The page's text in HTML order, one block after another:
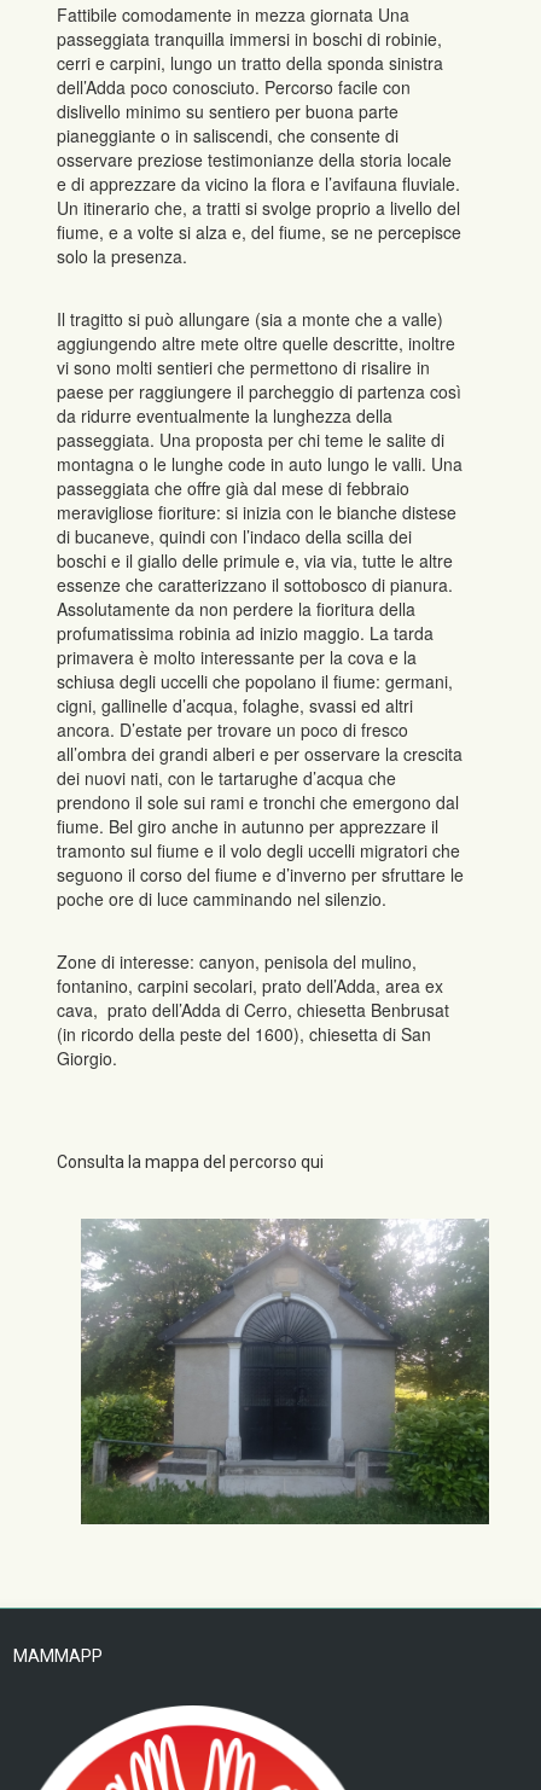
Fattibile comodamente in mezza giornata Una
passeggiata tranquilla immersi in boschi di robinie,
cerri e carpini, lungo un tratto della sponda sinistra
dell’Adda poco conosciuto. Percorso facile con
dislivello minimo su sentiero per buona parte
pianeggiante o in saliscendi, che consente di
osservare preziose testimonianze della storia locale
e di apprezzare da vicino la flora e l’avifauna fluviale.
Un itinerario che, a tratti si svolge proprio a livello del
fiume, e a volte si alza e, del fiume, se ne percepisce
solo la presenza.
Il tragitto si può allungare (sia a monte che a valle)
aggiungendo altre mete oltre quelle descritte, inoltre
vi sono molti sentieri che permettono di risalire in
paese per raggiungere il parcheggio di partenza così
da ridurre eventualmente la lunghezza della
passeggiata. Una proposta per chi teme le salite di
montagna o le lunghe code in auto lungo le valli. Una
passeggiata che offre già dal mese di febbraio
meravigliose fioriture: si inizia con le bianche distese
di bucaneve, quindi con l’indaco della scilla dei
boschi e il giallo delle primule e, via via, tutte le altre
essenze che caratterizzano il sottobosco di pianura.
Assolutamente da non perdere la fioritura della
profumatissima robinia ad inizio maggio. La tarda
primavera è molto interessante per la cova e la
schiusa degli uccelli che popolano il fiume: germani,
cigni, gallinelle d’acqua, folaghe, svassi ed altri
ancora. D’estate per trovare un poco di fresco
all’ombra dei grandi alberi e per osservare la crescita
dei nuovi nati, con le tartarughe d’acqua che
prendono il sole sui rami e tronchi che emergono dal
fiume. Bel giro anche in autunno per apprezzare il
tramonto sul fiume e il volo degli uccelli migratori che
seguono il corso del fiume e d’inverno per sfruttare le
poche ore di luce camminando nel silenzio.
Zone di interesse: canyon, penisola del mulino,
fontanino, carpini secolari, prato dell’Adda, area ex
cava, prato dell’Adda di Cerro, chiesetta Benbrusat
(in ricordo della peste del 1600), chiesetta di San
Giorgio.
Consulta la mappa del percorso qui
MAMMAPP